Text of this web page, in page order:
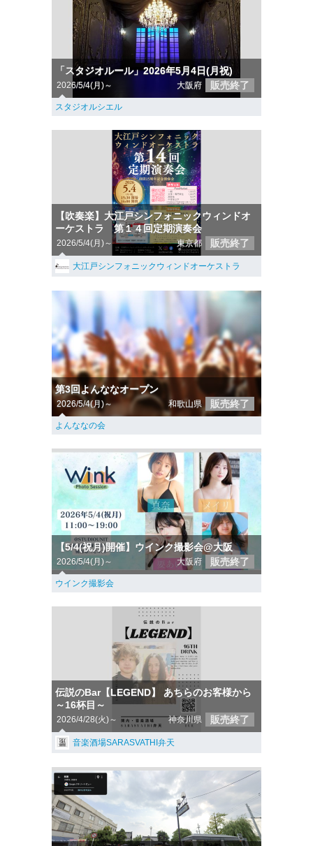
「スタジオルール」2026年5月4日(月祝)
2026/5/4(月)～ 大阪府 販売終了
スタジオルシエル
【吹奏楽】大江戸シンフォニックウィンドオ
ーケストラ 第１４回定期演奏会
2026/5/4(月)～ 東京都 販売終了
大江戸シンフォニックウィンドオーケストラ
第3回よんななオープン
2026/5/4(月)～ 和歌山県 販売終了
よんななの会
【5/4(祝月)開催】ウインク撮影会@大阪
2026/5/4(月)～ 大阪府 販売終了
ウインク撮影会
伝説のBar【LEGEND】 あちらのお客様から
～16杯目～
2026/4/28(火)～ 神奈川県 販売終了
音楽酒場SARASVATHI弁天